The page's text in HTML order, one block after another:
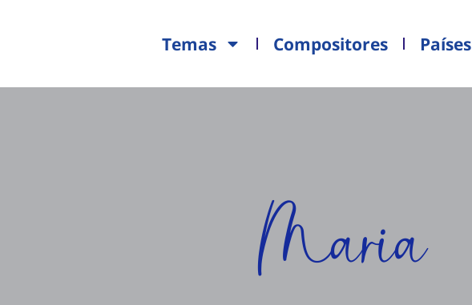
Temas Compositores Países
Maria